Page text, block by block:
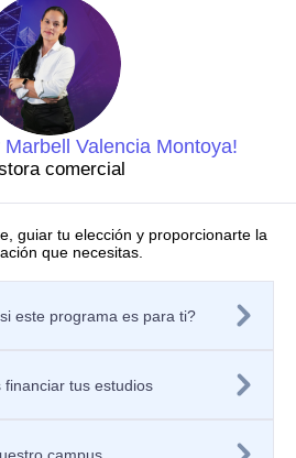
Marbell Valencia Montoya!
comercial
guiar tu elección y proporcionarte la
que necesitas.
este programa es para ti?
tus estudios
campus
Diseño y Ciencias Aplicadas
Educativa y Fortalecimiento
personales
de atención